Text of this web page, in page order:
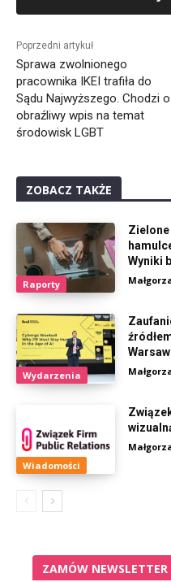
Poprzedni artykuł
Sprawa zwolnionego
pracownika IKEI trafiła do
Sądu Najwyższego. Chodzi o
obraźliwy wpis na temat
środowisk LGBT
ZOBACZ TAKŻE
Raporty
Zielone
Wyniki
Wydarzenia
Wiadomości
ZAMÓW NEWSLETTER